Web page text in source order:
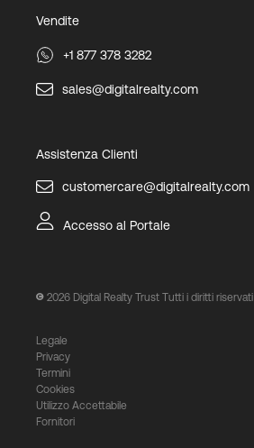
Vendite
+1 877 378 3282
sales@digitalrealty.com
Assistenza Clienti
customercare@digitalrealty.com
Accesso al Portale
2026 Digital Realty Trust Tutti i diritti riservati
Legale
Privacy
Termini
Cookies
Utilizzo Accettabile
Fornitori